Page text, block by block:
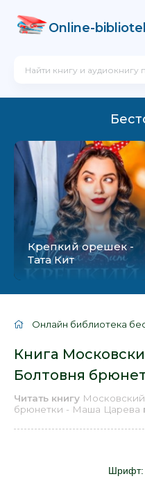
Крепкий орешек -
Тата Кит
Онлайн библиотека
Книга
Болтовня
Читать книгу
брюнетки - Маша Царева
Шрифт: